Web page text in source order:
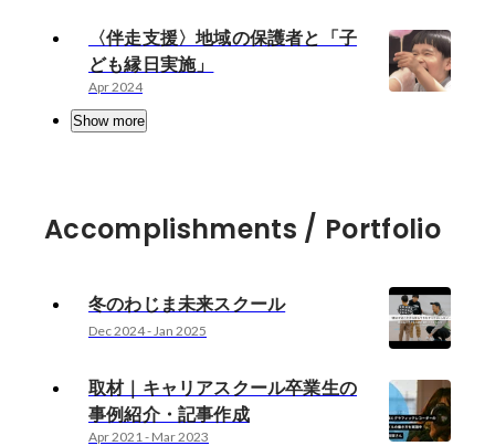
〈伴走支援〉地域の保護者と「子
ども縁日実施」
Apr 2024
Show more
Accomplishments / Portfolio
冬のわじま未来スクール
Dec 2024-Jan 2025
取材｜キャリアスクール卒業生の
事例紹介・記事作成
Apr 2021- Mar 2023